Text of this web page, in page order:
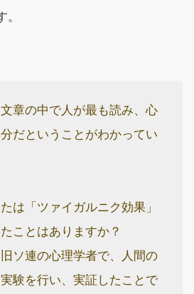
章の中で人が最も読み、心
だということがわかってい
は「ツァイガルニク効果」
ことはありますか？
ソ連の心理学者で、人間の
験を行い、実証したことで